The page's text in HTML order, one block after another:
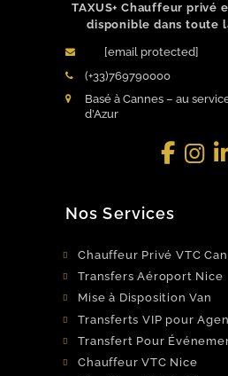
TAXUS+ Chauffeur privé
disponible dans toute
[email protected]
(+33)769790000
Basé à Cannes – au
d’Azur
Nos Services
Chauffeur Privé VTC
Transfers Aéroport Nice
Mise à Disposition Van
Transferts VIP pour
Transfert Pour
Chauffeur VTC Nice